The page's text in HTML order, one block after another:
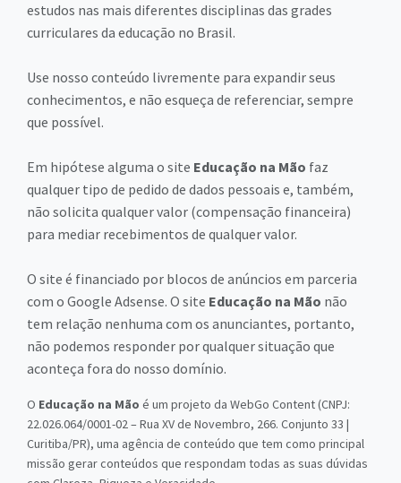
estudos nas mais diferentes disciplinas das grades
curriculares da educação no Brasil.
Use nosso conteúdo livremente para expandir seus
conhecimentos, e não esqueça de referenciar, sempre
que possível.
Em hipótese alguma o site Educação na Mão faz
qualquer tipo de pedido de dados pessoais e, também,
não solicita qualquer valor (compensação financeira)
para mediar recebimentos de qualquer valor.
O site é financiado por blocos de anúncios em parceria
com o Google Adsense. O site Educação na Mão não
tem relação nenhuma com os anunciantes, portanto,
não podemos responder por qualquer situação que
aconteça fora do nosso domínio.
O Educação na Mão é um projeto da WebGo Content (CNPJ:
22.026.064/0001-02 – Rua XV de Novembro, 266. Conjunto 33 |
Curitiba/PR), uma agência de conteúdo que tem como principal
missão gerar conteúdos que respondam todas as suas dúvidas